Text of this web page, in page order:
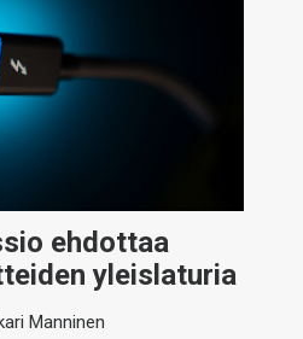
ehdottaa
yleislaturia
Manninen